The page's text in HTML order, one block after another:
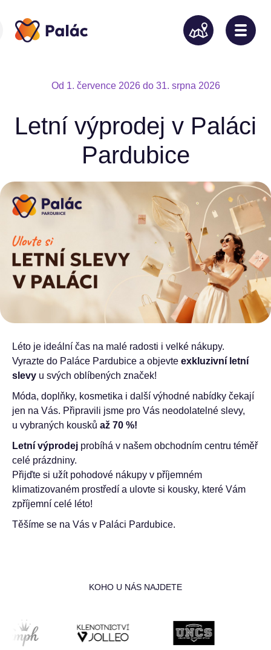
Od 1. července 2026 do 31. srpna 2026
Letní výprodej v Paláci
Pardubice
Léto je ideální čas na malé radosti i velké nákupy.
Vyrazte do Paláce Pardubice a objevte exkluzivní letní
slevy u svých oblíbených značek!
Móda, doplňky, kosmetika i další výhodné nabídky čekají
jen na Vás. Připravili jsme pro Vás neodolatelné slevy,
u vybraných kousků až 70 %!
Letní výprodej probíhá v našem obchodním centru téměř
celé prázdniny.
Přijďte si užít pohodové nákupy v příjemném
klimatizovaném prostředí a ulovte si kousky, které Vám
zpříjemní celé léto!
Těšíme se na Vás v Paláci Pardubice.
KOHO U NÁS NAJDETE